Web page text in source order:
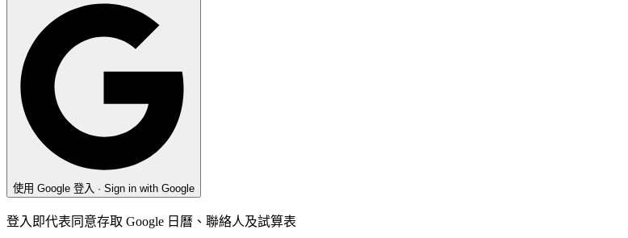
使用 Google 登入 · Sign in with Google
登入即代表同意存取 Google 日曆、聯絡人及試算表